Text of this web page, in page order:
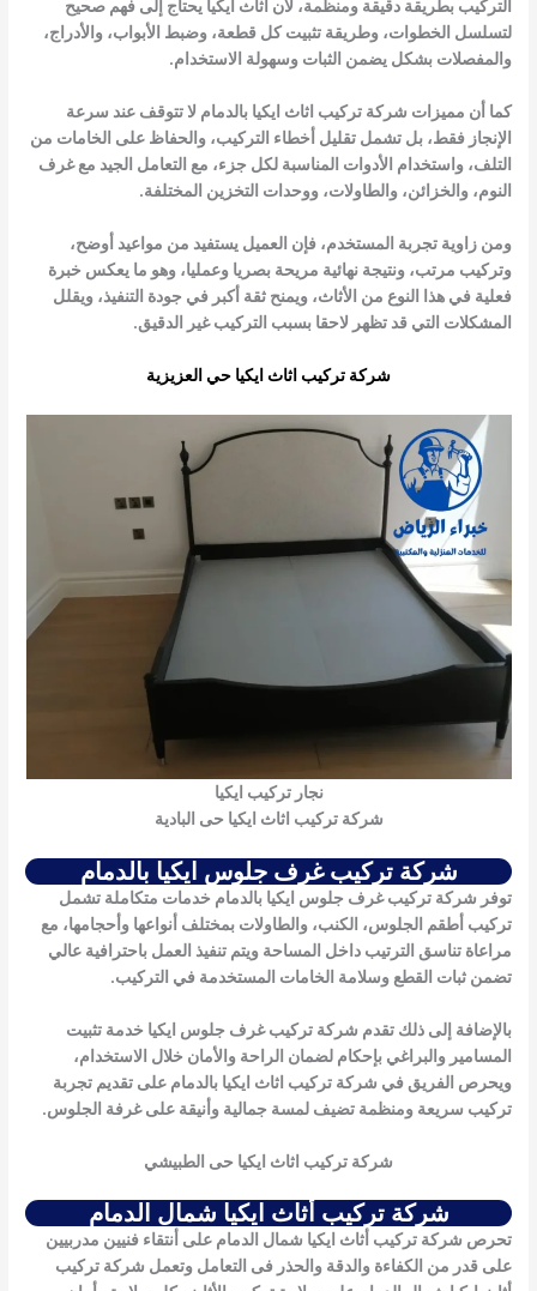
التركيب بطريقة دقيقة ومنظمة، لأن أثاث ايكيا يحتاج إلى فهم صحيح
لتسلسل الخطوات، وطريقة تثبيت كل قطعة، وضبط الأبواب، والأدراج،
والمفصلات بشكل يضمن الثبات وسهولة الاستخدام.
كما أن مميزات شركة تركيب اثاث ايكيا بالدمام لا تتوقف عند سرعة
الإنجاز فقط، بل تشمل تقليل أخطاء التركيب، والحفاظ على الخامات من
التلف، واستخدام الأدوات المناسبة لكل جزء، مع التعامل الجيد مع غرف
النوم، والخزائن، والطاولات، ووحدات التخزين المختلفة.
ومن زاوية تجربة المستخدم، فإن العميل يستفيد من مواعيد أوضح،
وتركيب مرتب، ونتيجة نهائية مريحة بصريا وعمليا، وهو ما يعكس خبرة
فعلية في هذا النوع من الأثاث، ويمنح ثقة أكبر في جودة التنفيذ، ويقلل
المشكلات التي قد تظهر لاحقا بسبب التركيب غير الدقيق.
شركة تركيب اثاث ايكيا حي العزيزية
نجار تركيب ايكيا
شركة تركيب اثاث ايكيا حى البادية
شركة تركيب غرف جلوس ايكيا بالدمام
توفر شركة تركيب غرف جلوس ايكيا بالدمام خدمات متكاملة تشمل
تركيب أطقم الجلوس، الكنب، والطاولات بمختلف أنواعها وأحجامها، مع
مراعاة تناسق الترتيب داخل المساحة ويتم تنفيذ العمل باحترافية عالي
تضمن ثبات القطع وسلامة الخامات المستخدمة في التركيب.
بالإضافة إلى ذلك تقدم شركة تركيب غرف جلوس ايكيا خدمة تثبيت
المسامير والبراغي بإحكام لضمان الراحة والأمان خلال الاستخدام،
ويحرص الفريق في شركة تركيب اثاث ايكيا بالدمام على تقديم تجربة
تركيب سريعة ومنظمة تضيف لمسة جمالية وأنيقة على غرفة الجلوس.
شركة تركيب اثاث ايكيا حى الطبيشي
شركة تركيب أثاث ايكيا شمال الدمام
تحرص شركة تركيب أثاث ايكيا شمال الدمام على أنتقاء فنيين مدربيين
على قدر من الكفاءة والدقة والحذر فى التعامل وتعمل شركة تركيب